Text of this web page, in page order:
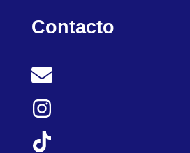
Contacto